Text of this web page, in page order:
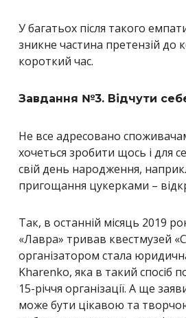
У багатьох після такого
зникне частина претензій до
короткий час.
Завдання №3. Відчути
Не все адресовано
хочеться зробити щось і для
свій день народження,
пригощання цукерками –
Так, в останній місяць 2019
«Лавра» тривав квестмузей «
організатором стала
Kharenko, яка в такий спосіб
15-річчя організації. А ще
може бути цікавою та